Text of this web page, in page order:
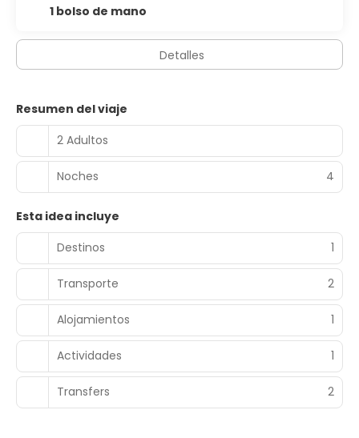
1 bolso de mano
Detalles
Resumen del viaje
2 Adultos
Noches 4
Esta idea incluye
Destinos
1
Transporte 2
Alojamientos 1
Actividades 1
Transfers 2